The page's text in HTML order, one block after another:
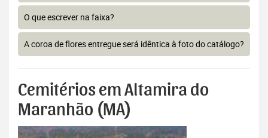
O que escrever na faixa?
A coroa de flores entregue será idêntica à foto do catálogo?
Cemitérios em Altamira do
Maranhão (MA)